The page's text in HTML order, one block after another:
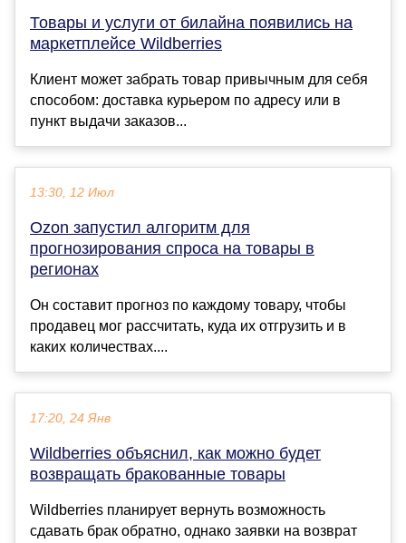
Товары и услуги от билайна появились на
маркетплейсе Wildberries
Клиент может забрать товар привычным для себя
способом: доставка курьером по адресу или в
пункт выдачи заказов...
13:30, 12 Июл
Ozon запустил алгоритм для
прогнозирования спроса на товары в
регионах
Он составит прогноз по каждому товару, чтобы
продавец мог рассчитать, куда их отгрузить и в
каких количествах....
17:20, 24 Янв
Wildberries объяснил, как можно будет
возвращать бракованные товары
Wildberries планирует вернуть возможность
сдавать брак обратно, однако заявки на возврат